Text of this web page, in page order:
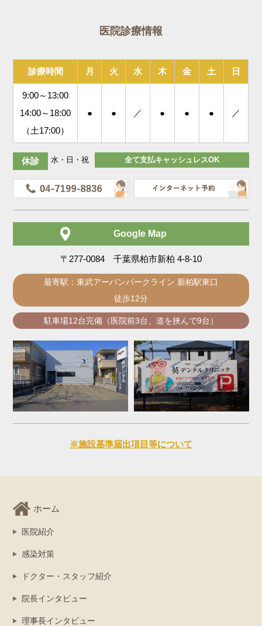
医院診療情報
診療時間 月 火 水 木 金 土 日
9:00～13:00
14:00～18:00
（土17:00）
● ● ／ ● ● ● ／
休診 水・日・祝 全て支払キャッシュレスOK
Google Map
〒277-0084 千葉県柏市新柏 4-8-10
最寄駅：東武アーバンパークライン 新柏駅東口
徒歩12分
駐車場12台完備（医院前3台、道を挟んで9台）
※施設基準届出項目等について
ホーム
医院紹介
感染対策
ドクター・スタッフ紹介
院長インタビュー
理事長インタビュー